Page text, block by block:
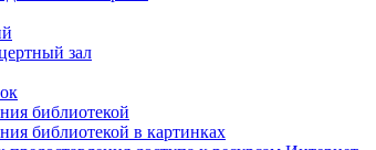
зал
библиотекой
библиотекой в картинках